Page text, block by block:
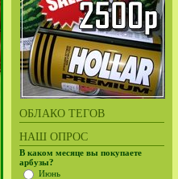
ОБЛАКО ТЕГОВ
НАШ ОПРОС
В каком месяце вы покупаете
арбузы?
Июнь